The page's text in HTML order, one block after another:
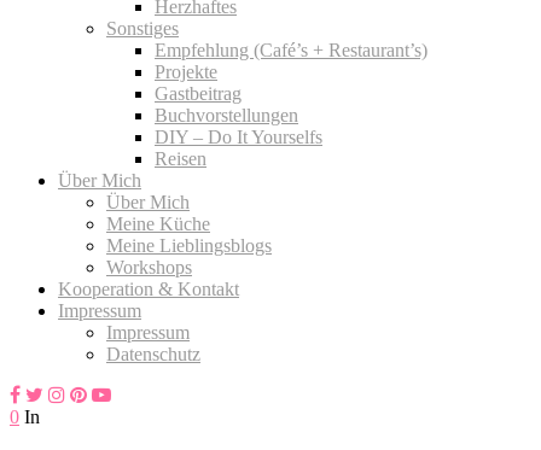
Herzhaftes
Sonstiges
Empfehlung (Café’s + Restaurant’s)
Projekte
Gastbeitrag
Buchvorstellungen
DIY – Do It Yourselfs
Reisen
Über Mich
Über Mich
Meine Küche
Meine Lieblingsblogs
Workshops
Kooperation & Kontakt
Impressum
Impressum
Datenschutz
0 In